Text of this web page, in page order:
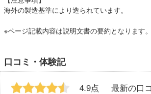
海外の製造基準により造られています。
※ページ記載内容は説明文書の要約となります。
口コミ・体験記
4.9点 最新の口